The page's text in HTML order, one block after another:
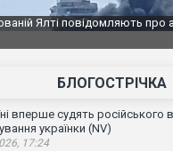
кілометрів від кордону з
Wildberries. ФОТО. ВІДЕО
БЛОГОСТРІЧКА
вперше судять російського
українки (NV)
17:24